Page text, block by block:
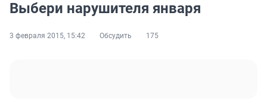
Выбери нарушителя января
3 февраля 2015, 15:42 Обсудить 175